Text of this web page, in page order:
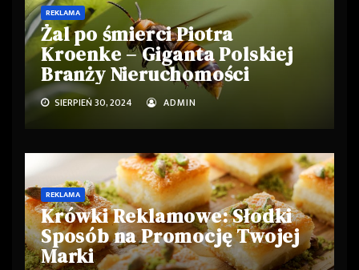
REKLAMA
Żal po śmierci Piotra
Kroenke – Giganta Polskiej
Branży Nieruchomości
SIERPIEŃ 30, 2024 ADMIN
REKLAMA
Krówki Reklamowe: Słodki
Sposób na Promocję Twojej
Marki